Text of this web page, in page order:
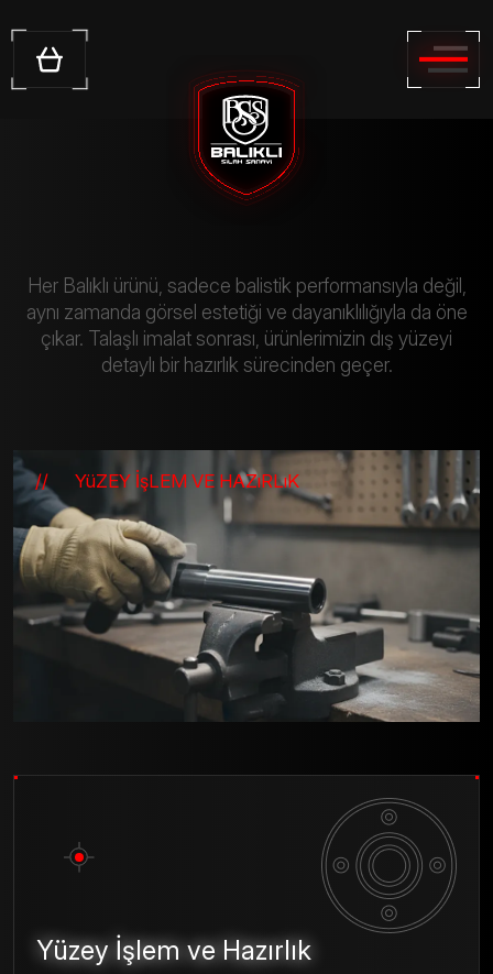
KURUMSAL
SERTİFİKALAR
ÜRÜNLER
Av Tüfekleri
Tabancalar
Video Galeri
Belge ve Sertifikalar
Dökümanlar
Foto Galeri
İLETİŞİM
Her Balıklı ürünü, sadece balistik performansıyla değil,
aynı zamanda görsel estetiği ve dayanıklılığıyla da öne
çıkar. Talaşlı imalat sonrası, ürünlerimizin dış yüzeyi
detaylı bir hazırlık sürecinden geçer.
Yüzey İşlem ve Hazırlık
// YüZEY İşLEM VE HAZıRLıK